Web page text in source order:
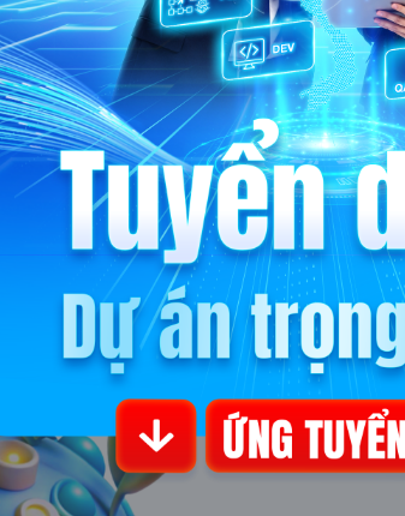
nối không giới hạn.